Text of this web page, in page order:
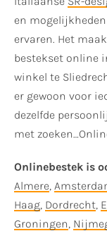
en
ervaren. Het
bestekset online
winkel te
er gewoon voor
dezelfde
met
Onlinebestek is
Almere,
Haag, Dordrecht,
Groningen,